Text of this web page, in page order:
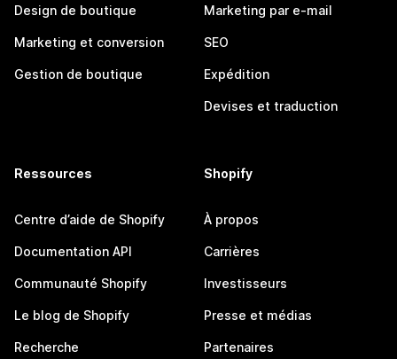
Design de boutique
Marketing et conversion
Gestion de boutique
Marketing par e-mail
SEO
Expédition
Devises et traduction
Ressources
Centre d’aide de Shopify
Documentation API
Communauté Shopify
Le blog de Shopify
Recherche
Shopify
À propos
Carrières
Investisseurs
Presse et médias
Partenaires